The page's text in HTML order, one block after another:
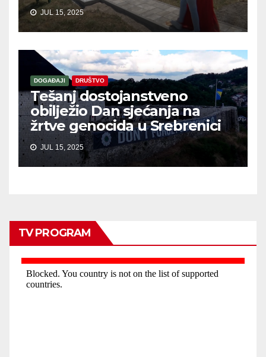
JUL 15, 2025
DOGAĐAJI DRUŠTVO
Tešanj dostojanstveno
obilježio Dan sjećanja na
žrtve genocida u Srebrenici
JUL 15, 2025
TV PROGRAM